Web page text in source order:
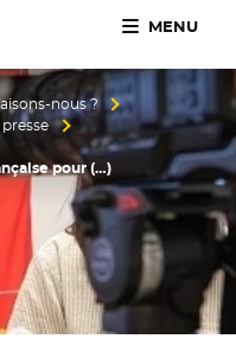
/ Pyrénées-Méditerranée
MENU
nous ?
pour (…)